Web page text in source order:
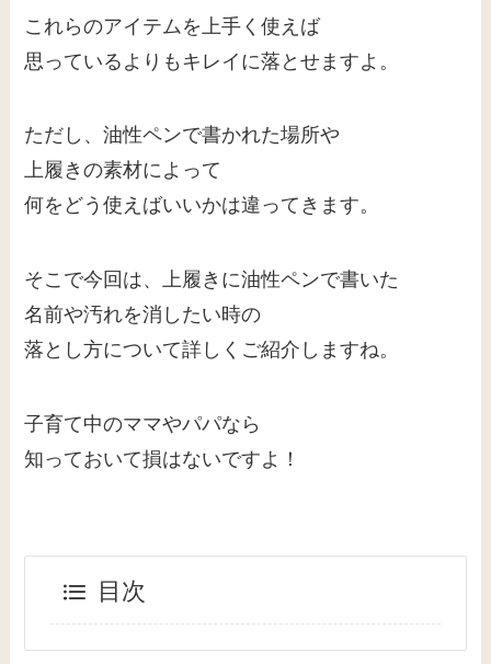
これらのアイテムを上手く使えば
思っているよりもキレイに落とせますよ。
ただし、油性ペンで書かれた場所や
上履きの素材によって
何をどう使えばいいかは違ってきます。
そこで今回は、上履きに油性ペンで書いた
名前や汚れを消したい時の
落とし方について詳しくご紹介しますね。
子育て中のママやパパなら
知っておいて損はないですよ！
目次